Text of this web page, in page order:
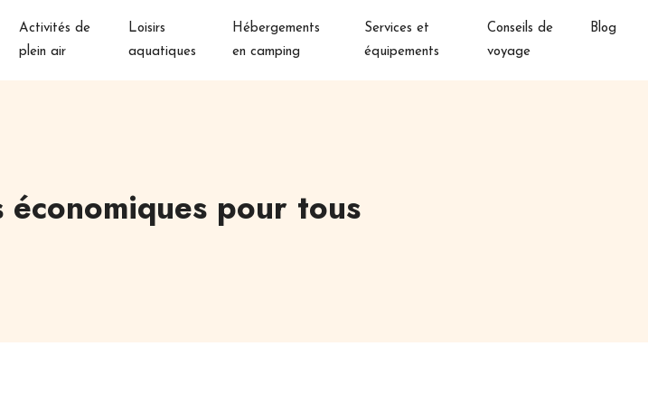
Activités de
plein air
Loisirs
aquatiques
Hébergements
en camping
Services et
équipements
Conseils de
voyage
Blog
pour tous